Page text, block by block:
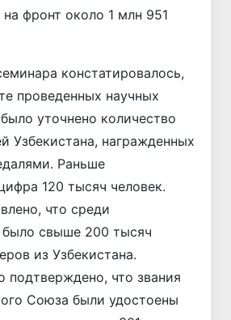
фронт около 1 млн 951
констатировалось,
проведенных научных
уточнено количество
Узбекистана, награжденных
Раньше
120 тысяч человек.
что среди
было свыше 200 тысяч
из Узбекистана.
подтверждено, что звания
Союза были удостоены